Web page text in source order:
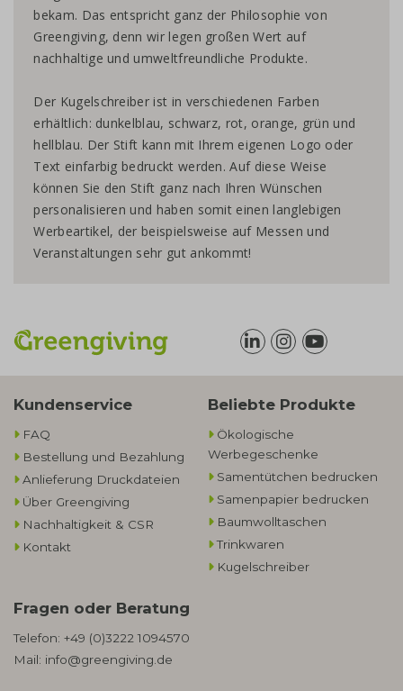
bekam. Das entspricht ganz der Philosophie von
Greengiving, denn wir legen großen Wert auf
nachhaltige und umweltfreundliche Produkte.
Der Kugelschreiber ist in verschiedenen Farben
erhältlich: dunkelblau, schwarz, rot, orange, grün und
hellblau. Der Stift kann mit Ihrem eigenen Logo oder
Text einfarbig bedruckt werden. Auf diese Weise
können Sie den Stift ganz nach Ihren Wünschen
personalisieren und haben somit einen langlebigen
Werbeartikel, der beispielsweise auf Messen und
Veranstaltungen sehr gut ankommt!
Kundenservice
FAQ
Bestellung und Bezahlung
Anlieferung Druckdateien
Über Greengiving
Nachhaltigkeit & CSR
Kontakt
Beliebte Produkte
Ökologische
Werbegeschenke​
Samentütchen bedrucken
Samenpapier bedrucken
Baumwolltaschen​
Trinkwaren
Kugelschreiber
Fragen oder Beratung
Telefon: +49 (0)3222 1094570
Mail: info@greengiving.de